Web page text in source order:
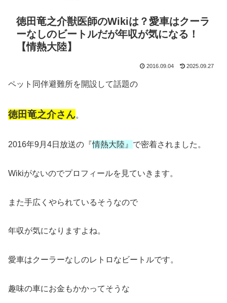
徳田竜之介獣医師のWikiは？愛車はクーラ
ーなしのビートルだが年収が気になる！
【情熱大陸】
2016.09.04 2025.09.27
ペット同伴避難所を開設して話題の
徳田竜之介さん。
2016年9月4日放送の『情熱大陸』 で密着されました。
Wikiがないのでプロフィールを見ていきます。
また手広くやられているそうなので
年収が気になりますよね。
愛車はクーラーなしのレトロなビートルです。
趣味の車にお金もかかってそうな